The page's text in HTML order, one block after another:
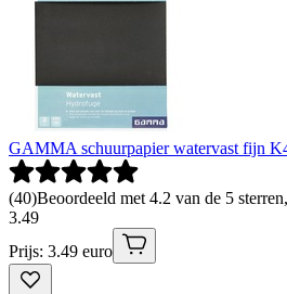
GAMMA schuurpapier watervast fijn
(40)Beoordeeld met 4.2 van de 5
3.49
Prijs: 3.49 euro